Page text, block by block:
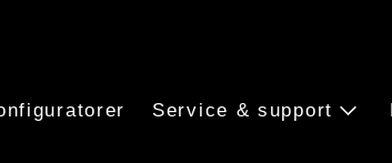
Service & support